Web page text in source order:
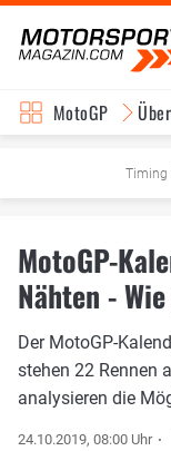
MotoGP
Timing
MotoGP-
Nähten -
Der MotoGP-
stehen 22 Rennen
analysieren die
24.10.2019, 08:00 Uhr